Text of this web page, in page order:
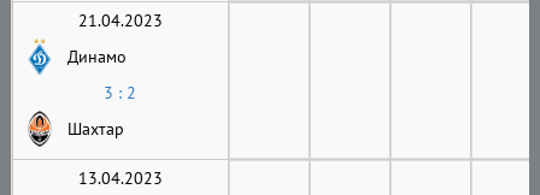
21.04.2023
Динамо
3 : 2
Шахтар
13.04.2023